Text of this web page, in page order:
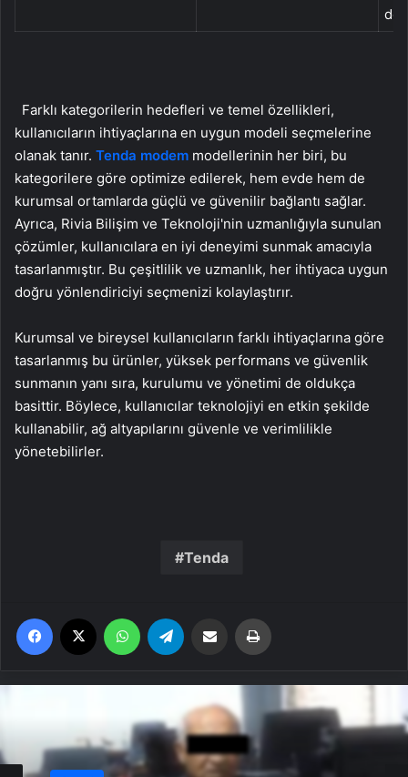
Farklı kategorilerin hedefleri ve temel özellikleri,
kullanıcıların ihtiyaçlarına en uygun modeli seçmelerine
olanak tanır. Tenda modem modellerinin her biri, bu
kategorilere göre optimize edilerek, hem evde hem de
kurumsal ortamlarda güçlü ve güvenilir bağlantı sağlar.
Ayrıca, Rivia Bilişim ve Teknoloji'nin uzmanlığıyla sunulan
çözümler, kullanıcılara en iyi deneyimi sunmak amacıyla
tasarlanmıştır. Bu çeşitlilik ve uzmanlık, her ihtiyaca uygun
doğru yönlendiriciyi seçmenizi kolaylaştırır.
Kurumsal ve bireysel kullanıcıların farklı ihtiyaçlarına göre
tasarlanmış bu ürünler, yüksek performans ve güvenlik
sunmanın yanı sıra, kurulumu ve yönetimi de oldukça
basittir. Böylece, kullanıcılar teknolojiyi en etkin şekilde
kullanabilir, ağ altyapılarını güvenle ve verimlilikle
yönetebilirler.
Tenda
Facebook WhatsApp Email'den paylaş